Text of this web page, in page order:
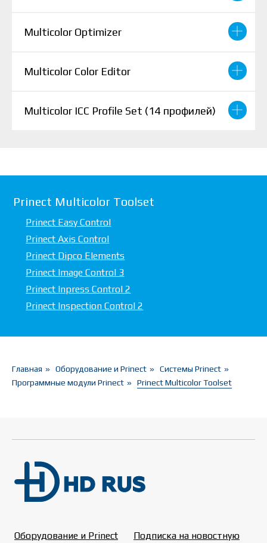
Multicolor Optimizer
Multicolor Color Editor
Multicolor ICC Profile Set (14 профилей)
Prinect Multicolor Toolset
Prinect Easy Control
Prinect Axis Control
Prinect Dipco Elements
Prinect Image Control 3
Prinect Inpress Control 2
Prinect Inspection Control 2
Главная » Оборудование и Prinect » Системы Prinect »
Программные модули Prinect » Prinect Multicolor Toolset
Оборудование и Prinect Подписка на новостную